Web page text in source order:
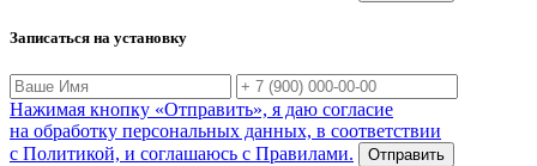
Записаться на установку
Нажимая кнопку «Отправить», я даю согласие
на обработку персональных данных, в соответствии
с Политикой, и соглашаюсь с Правилами.
Отправить